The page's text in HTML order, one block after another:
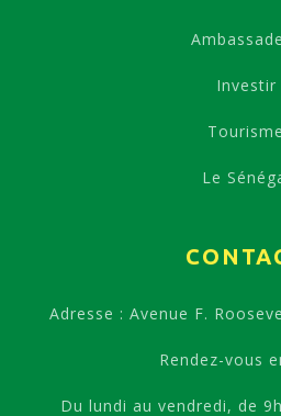
Investir
Tourisme
Le
Adresse : Avenue F.
Rendez-vous
Du lundi au vendredi, de